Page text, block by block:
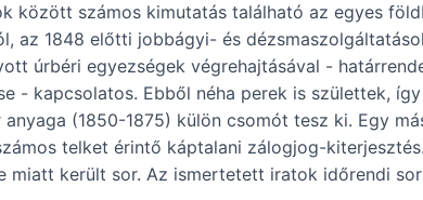
között számos kimutatás található az egyes
az 1848 előtti jobbágyi- és
úrbéri egyezségek végrehajtásával -
- kapcsolatos. Ebből néha perek is születtek,
(1850-1875) külön csomót tesz ki. Egy
telket érintő káptalani zálogjog-
miatt került sor. Az ismertetett iratok időrendi